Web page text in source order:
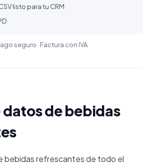
listo para tu CRM
seguro · Factura con IVA
datos de bebidas
bebidas refrescantes de todo el